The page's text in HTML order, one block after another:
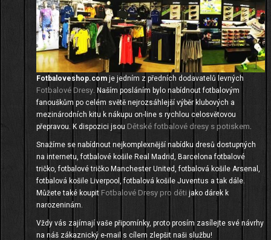
Fotbaloveshop.com je jedním z předních dodavatelů levných
Fotbalové Dresy . Naším posláním bylo nabídnout fotbalovým
fanouškům po celém světě nejrozsáhlejší výběr klubových a
mezinárodních kitu k nákupu on-line s rychlou celosvětovou
přepravou. K dispozici jsou Dětské fotbalové dresy s potiskem
Snažíme se nabídnout nejkomplexnější nabídku dresů dostupných
na internetu, fotbalové košile Real Madrid, Barcelona fotbalové
tričko, fotbalové tričko Manchester United, fotbalová košile Arsenal,
fotbalová košile Liverpool, fotbalová košile Juventus a tak dále.
Můžete také koupit Fotbalové Dresy pro děti jako dárek k
narozeninám.
Vždy vás zajímají vaše připomínky, proto prosím zasílejte své návrhy
na náš zákaznický e-mail s cílem zlepšit naši službu!